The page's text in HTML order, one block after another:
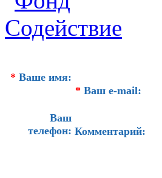
* Ваше имя:
* Ваш e-mail:
Ваш
телефон: Комментарий: